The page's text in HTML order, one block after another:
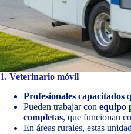
1. Veterinario móvil
Profesionales capacitados
Pueden trabajar con equipo
completas, que funcionan
En áreas rurales, estas